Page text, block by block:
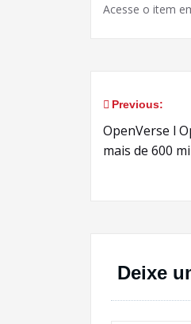
Acesse o item
de
Previous:
OpenVerse l
mais de 600
Deixe